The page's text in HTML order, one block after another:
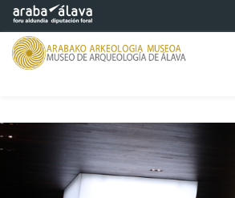
Saltar al contenido principal